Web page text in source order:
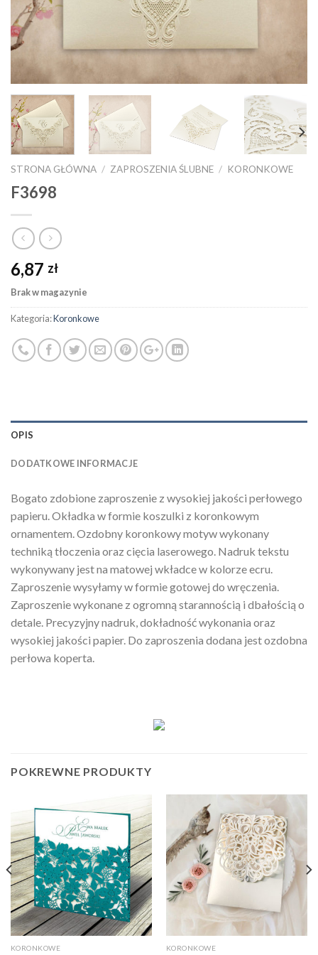
STRONA GŁÓWNA / ZAPROSZENIA ŚLUBNE / KORONKOWE
F3698
6,87 zł
Brak w magazynie
Kategoria:Koronkowe
OPIS
DODATKOWE INFORMACJE
Bogato zdobione zaproszenie z wysokiej jakości perłowego
papieru. Okładka w formie koszulki z koronkowym
ornamentem. Ozdobny koronkowy motyw wykonany
techniką tłoczenia oraz cięcia laserowego. Nadruk tekstu
wykonywany jest na matowej wkładce w kolorze ecru.
Zaproszenie wysyłamy w formie gotowej do wręczenia.
Zaproszenie wykonane z ogromną starannością i dbałością o
detale. Precyzyjny nadruk, dokładność wykonania oraz
wysokiej jakości papier. Do zaproszenia dodana jest ozdobna
perłowa koperta.
POKREWNE PRODUKTY
KORONKOWE KORONKOWE